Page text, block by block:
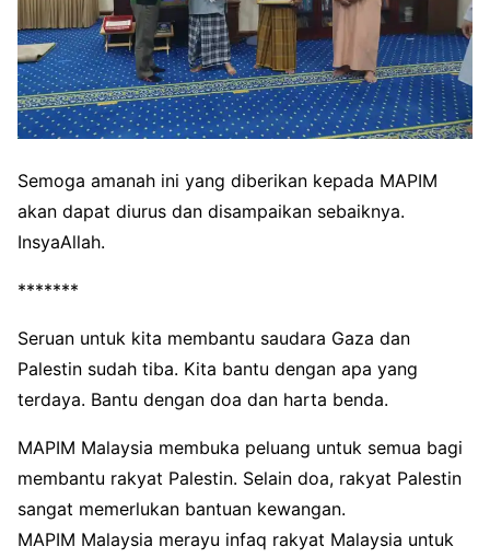
Semoga amanah ini yang diberikan kepada MAPIM
akan dapat diurus dan disampaikan sebaiknya.
InsyaAllah.
*******
Seruan untuk kita membantu saudara Gaza dan
Palestin sudah tiba. Kita bantu dengan apa yang
terdaya. Bantu dengan doa dan harta benda.
MAPIM Malaysia membuka peluang untuk semua bagi
membantu rakyat Palestin. Selain doa, rakyat Palestin
sangat memerlukan bantuan kewangan.
MAPIM Malaysia merayu infaq rakyat Malaysia untuk